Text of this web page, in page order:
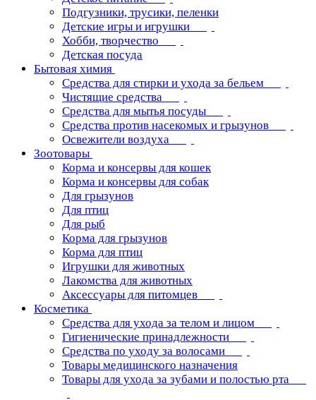
Подгузники, трусики, пеленки
Детские игры и игрушки
Хобби, творчество
Детская посуда
Бытовая химия
Средства для стирки и ухода за бельем
Чистящие средства
Средства для мытья посуды
Средства против насекомых и грызунов
Освежители воздуха
Зоотовары
Корма и консервы для кошек
Корма и консервы для собак
Для грызунов
Для птиц
Для рыб
Корма для грызунов
Корма для птиц
Игрушки для животных
Лакомства для животных
Аксессуары для питомцев
Косметика
Средства для ухода за телом и лицом
Гигиенические принадлежности
Средства по уходу за волосами
Товары медицинского назначения
Товары для ухода за зубами и полостью рта